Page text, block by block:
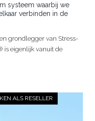
systeem waarbij we
verbinden in de
grondlegger van Stress-
is eigenlijk vanuit de
ALS RESELLER